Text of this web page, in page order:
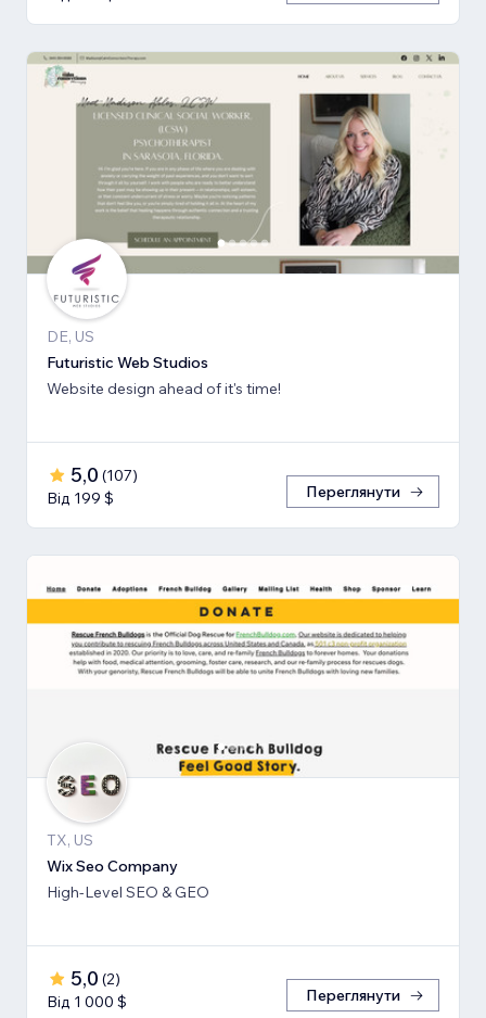
DE, US
Futuristic Web Studios
Website design ahead of it's time!
5,0 (107)
Від 199 $
Переглянути
TX, US
Wix Seo Company
High-Level SEO & GEO
5,0 (2)
Від 1 000 $
Переглянути